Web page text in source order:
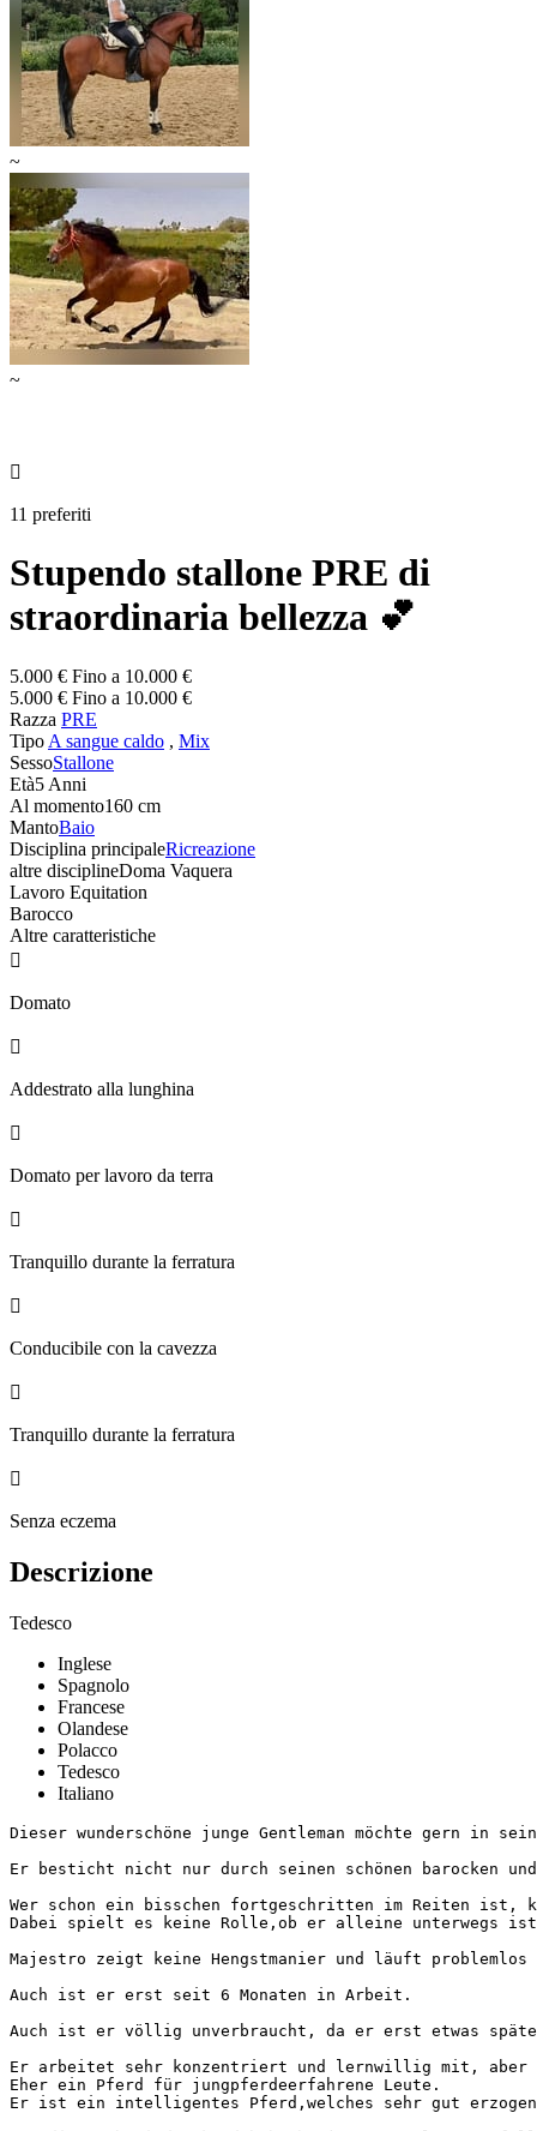
~
~

11 preferiti
Stupendo stallone PRE di
straordinaria bellezza 💕
5.000 € Fino a 10.000 €
5.000 € Fino a 10.000 €
Razza PRE
Tipo A sangue caldo , Mix
SessoStallone
Età5 Anni
Al momento160 cm
MantoBaio
Disciplina principaleRicreazione
altre disciplineDoma Vaquera
Lavoro Equitation
Barocco
Altre caratteristiche

Domato

Addestrato alla lunghina

Domato per lavoro da terra

Tranquillo durante la ferratura

Conducibile con la cavezza

Tranquillo durante la ferratura

Senza eczema
Descrizione
Tedesco
Inglese
Spagnolo
Francese
Olandese
Polacco
Tedesco
Italiano
Dieser wunderschöne junge Gentleman möchte gern in
Er besticht nicht nur durch seinen schönen barocken
Wer schon ein bisschen fortgeschritten im Reiten ist,
Dabei spielt es keine Rolle,ob er alleine unterwegs
Majestro zeigt keine Hengstmanier und läuft problemlos
Auch ist er erst seit 6 Monaten in Arbeit.
Auch ist er völlig unverbraucht, da er erst etwas
Er arbeitet sehr konzentriert und lernwillig mit,
Eher ein Pferd für jungpferdeerfahrene Leute.
Er ist ein intelligentes Pferd,welches sehr gut erzogen